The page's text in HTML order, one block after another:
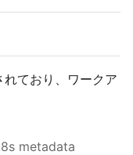
ており、ワークア
metadata